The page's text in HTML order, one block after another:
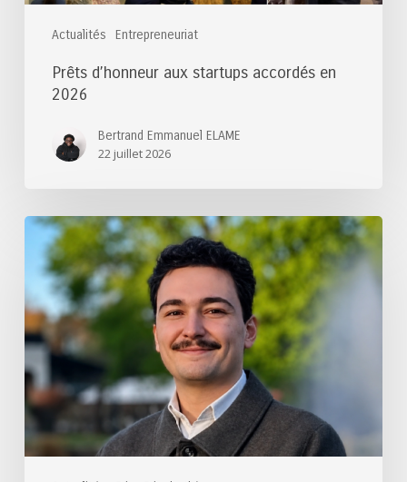
Actualités Entrepreneuriat
Prêts d’honneur aux startups accordés en
2026
Bertrand Emmanuel ELAME
22 juillet 2026
Félicitations
lauréat
du
Prix
de
thèse
des
Ponts
2026